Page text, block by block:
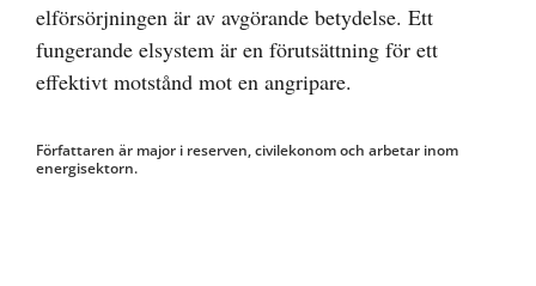
elförsörjningen är av avgörande betydelse. Ett
fungerande elsystem är en förutsättning för ett
effektivt motstånd mot en angripare.
Författaren är major i reserven, civilekonom och arbetar inom
energisektorn.